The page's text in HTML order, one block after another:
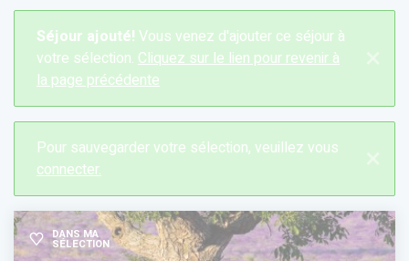
Séjour ajouté! Vous venez d'ajouter ce séjour à
votre sélection. Cliquez sur le lien pour revenir à
la page précédente
Pour sauvegarder votre sélection, veuillez vous
connecter.
DANS MA
SÉLECTION